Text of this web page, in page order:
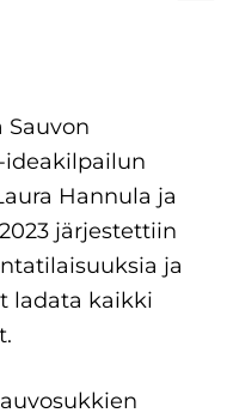
Sauvon
Hannula ja
järjestettiin
ja
ladata kaikki